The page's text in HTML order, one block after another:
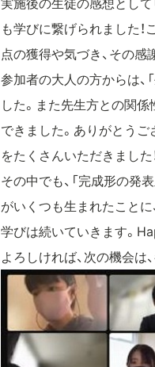
実施後の生徒の感想とし
も学びに繋げられました
点の獲得や気づき、その感
参加者の大人の方からは、
した。また先生方との関
できました。ありがとうご
をたくさんいただきました
その中でも、「完成形の発
がいくつも生まれたことに
学びは続いていきます。
よろしければ、次の機会は